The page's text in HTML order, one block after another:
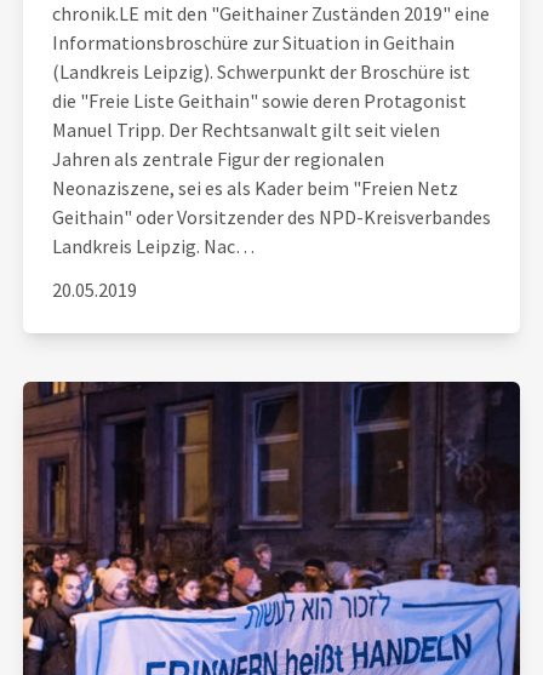
chronik.LE mit den "Geithainer Zuständen 2019" eine
Informationsbroschüre zur Situation in Geithain
(Landkreis Leipzig). Schwerpunkt der Broschüre ist
die "Freie Liste Geithain" sowie deren Protagonist
Manuel Tripp. Der Rechtsanwalt gilt seit vielen
Jahren als zentrale Figur der regionalen
Neonaziszene, sei es als Kader beim "Freien Netz
Geithain" oder Vorsitzender des NPD-Kreisverbandes
Landkreis Leipzig. Nac…
20.05.2019